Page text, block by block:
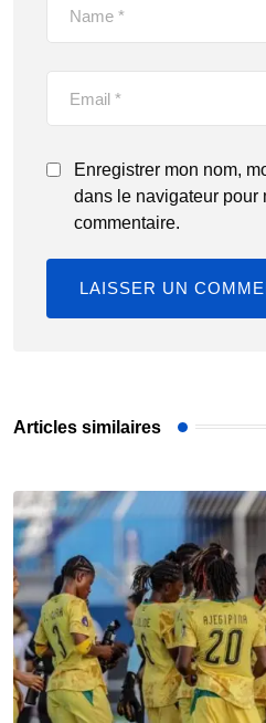
Enregistrer mon nom,
dans le navigateur pour
commentaire.
Articles similaires